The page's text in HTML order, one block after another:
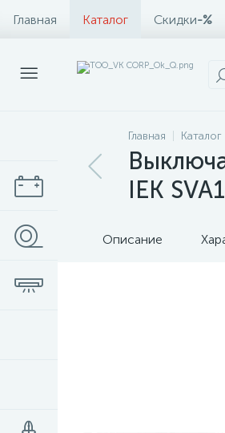
Главная Каталог Скидки-%
Главная Каталог
IEK
Описание